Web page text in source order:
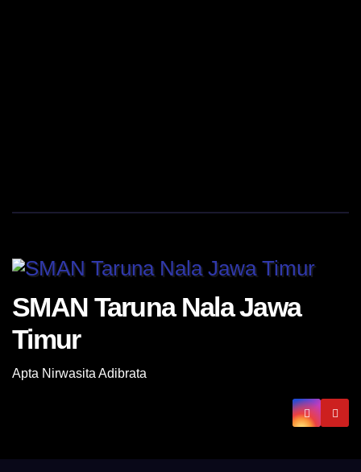
SMAN Taruna Nala Jawa
Timur
Apta Nirwasita Adibrata